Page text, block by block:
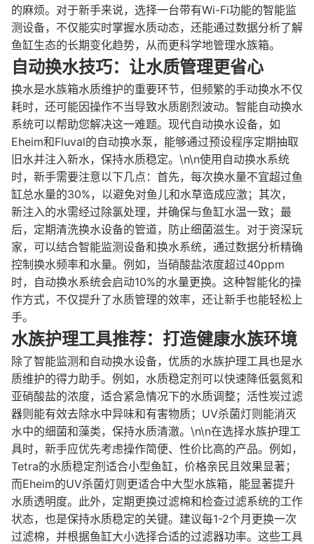
的麻烦。对于新手来说，选择一台带有Wi-Fi功能的智能监
测设备，不仅能实时掌握水质动态，还能通过数据分析了解
鱼缸生态的长期变化趋势，从而更科学地管理水族箱。
自动换水技巧：让水质管理更省心
换水是水族箱水质维护的重要环节，但频繁的手动换水不仅
耗时，还可能因操作不当导致水质剧烈波动。智能自动换水
系统可以帮助您解决这一难题。现代自动换水设备，如
Eheim和Fluval的自动换水泵，能够通过预设程序定期抽取
旧水并注入新水，保持水质稳定。\n\n使用自动换水系统
时，新手需要注意以下几点：首先，每次换水量不宜超过鱼
缸总水量的30%，以避免对鱼儿和水草造成应激；其次，
新注入的水需经过除氯处理，并确保与鱼缸水温一致；最
后，定期清洗换水设备的管道，防止细菌滋生。对于资深玩
家，可以结合智能监测设备和换水系统，通过数据分析精确
控制换水频率和水量。例如，当硝酸盐浓度超过40ppm
时，自动换水系统会启动10%的水量更换。这种智能化的操
作方式，不仅提升了水质管理的效率，还让新手也能轻松上
手。
水族护理工具推荐：打造健康水族环境
除了智能监测和自动换水设备，优质的水族护理工具也是水
质维护的得力助手。例如，水质稳定剂可以快速降低氨氮和
亚硝酸盐的浓度，适合紧急情况下的水质调整；活性炭过滤
器则能有效去除水中异味和有害物质；UV杀菌灯则能消灭
水中的细菌和藻类，保持水质清澈。\n\n在选择水族护理工
具时，新手应优先考虑操作简便、性价比高的产品。例如，
Tetra的水质稳定剂适合小型鱼缸，价格亲民且效果显著；
而Eheim的UV杀菌灯则更适合中大型水族箱，能显著提升
水质透明度。此外，定期更换过滤棉和检查过滤系统的工作
状态，也是保持水质稳定的关键。建议每1-2个月更换一次
过滤棉，并根据鱼缸大小选择合适的过滤器功率。这些工具